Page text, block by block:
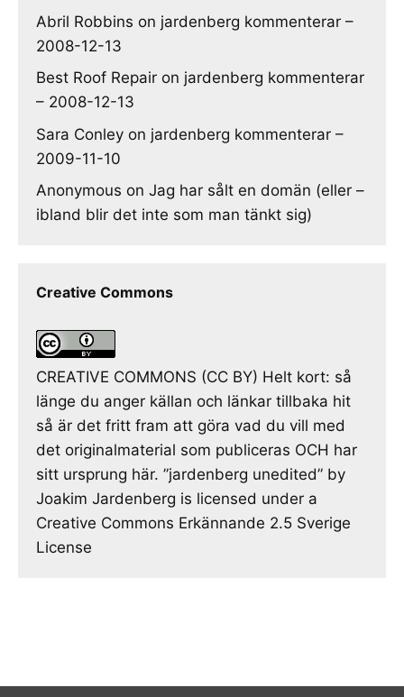
Abril Robbins on jardenberg kommenterar –
2008-12-13
Best Roof Repair on jardenberg kommenterar
– 2008-12-13
Sara Conley on jardenberg kommenterar –
2009-11-10
Anonymous on Jag har sålt en domän (eller –
ibland blir det inte som man tänkt sig)
Creative Commons
CREATIVE COMMONS (CC BY) Helt kort: så
länge du anger källan och länkar tillbaka hit
så är det fritt fram att göra vad du vill med
det originalmaterial som publiceras OCH har
sitt ursprung här. ”jardenberg unedited” by
Joakim Jardenberg is licensed under a
Creative Commons Erkännande 2.5 Sverige
License